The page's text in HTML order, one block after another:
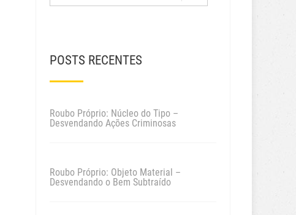
POSTS RECENTES
Roubo Próprio: Núcleo do Tipo –
Desvendando Ações Criminosas
Roubo Próprio: Objeto Material –
Desvendando o Bem Subtraído